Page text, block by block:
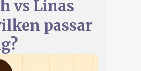
vs Linas
passar